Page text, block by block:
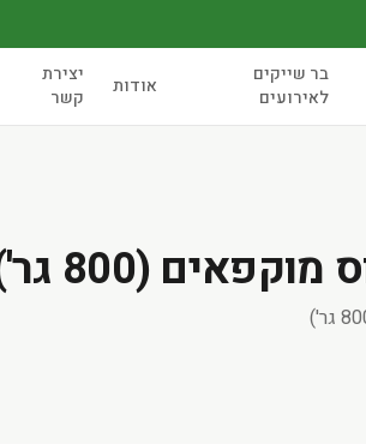
בר שייקים
לאירועים
אודות
יצירת
קשר
(800 גר')